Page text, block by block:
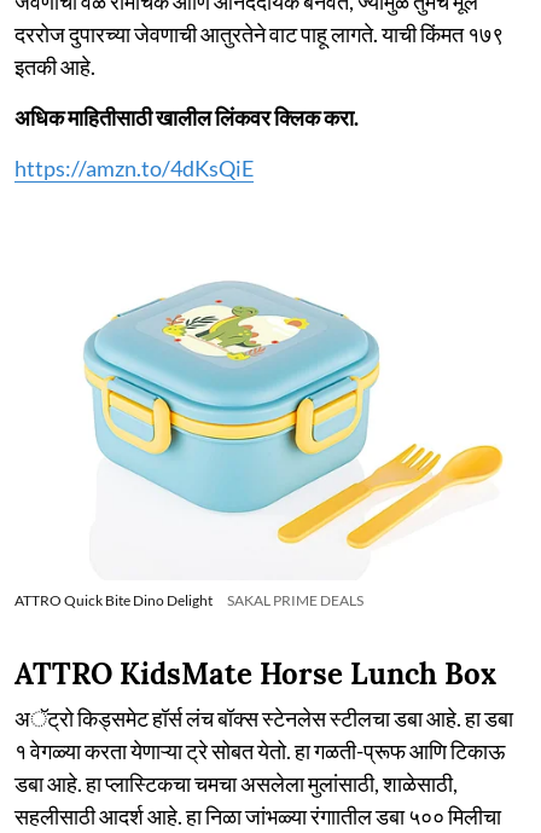
दररोज दुपारच्या जेवणाची आतुरतेने वाट पाहू लागते. याची किंमत १७९
इतकी आहे.
अधिक माहितीसाठी खालील लिंकवर क्लिक करा.
https://amzn.to/4dKsQiE
ATTRO Quick Bite Dino Delight SAKAL PRIME DEALS
ATTRO KidsMate Horse Lunch Box
अॅट्रो किड्समेट हॉर्स लंच बॉक्स स्टेनलेस स्टीलचा डबा आहे. हा डबा
१ वेगळ्या करता येणाऱ्या ट्रे सोबत येतो. हा गळती-प्रूफ आणि टिकाऊ
डबा आहे. हा प्लास्टिकचा चमचा असलेला मुलांसाठी, शाळेसाठी,
सहलीसाठी आदर्श आहे. हा निळा जांभळ्या रंगाातील डबा ५०० मिलीचा